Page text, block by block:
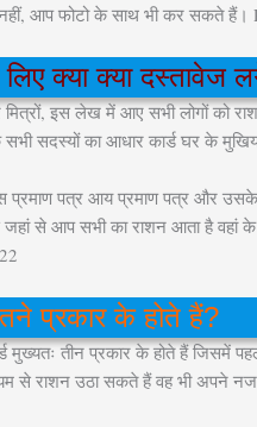
आप फोटो के साथ भी कर सकते
क्या क्या दस्तावेज
इस लेख में आए सभी लोगों को
सदस्यों का आधार कार्ड घर के मुखिया
प्रमाण पत्र आय प्रमाण पत्र और उसके
से आप सभी का राशन आता है वहां
प्रकार के होते हैं?
तीन प्रकार के होते हैं जिसमें
से राशन उठा सकते हैं वह भी अपने